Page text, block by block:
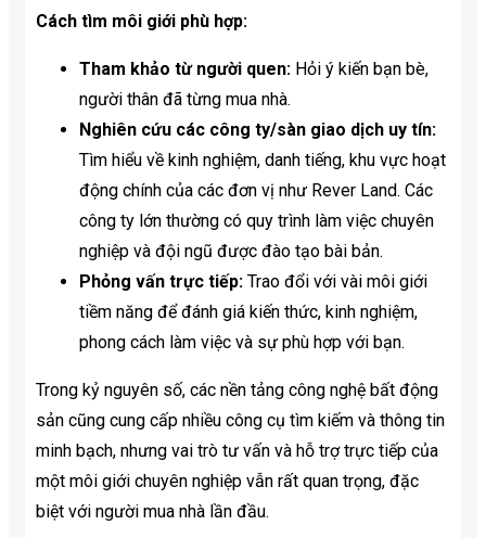
Cách tìm môi giới phù hợp:
Tham khảo từ người quen: Hỏi ý kiến bạn bè,
người thân đã từng mua nhà.
Nghiên cứu các công ty/sàn giao dịch uy tín:
Tìm hiểu về kinh nghiệm, danh tiếng, khu vực hoạt
động chính của các đơn vị như Rever Land. Các
công ty lớn thường có quy trình làm việc chuyên
nghiệp và đội ngũ được đào tạo bài bản.
Phỏng vấn trực tiếp: Trao đổi với vài môi giới
tiềm năng để đánh giá kiến thức, kinh nghiệm,
phong cách làm việc và sự phù hợp với bạn.
Trong kỷ nguyên số, các nền tảng công nghệ bất động
sản cũng cung cấp nhiều công cụ tìm kiếm và thông tin
minh bạch, nhưng vai trò tư vấn và hỗ trợ trực tiếp của
một môi giới chuyên nghiệp vẫn rất quan trọng, đặc
biệt với người mua nhà lần đầu.